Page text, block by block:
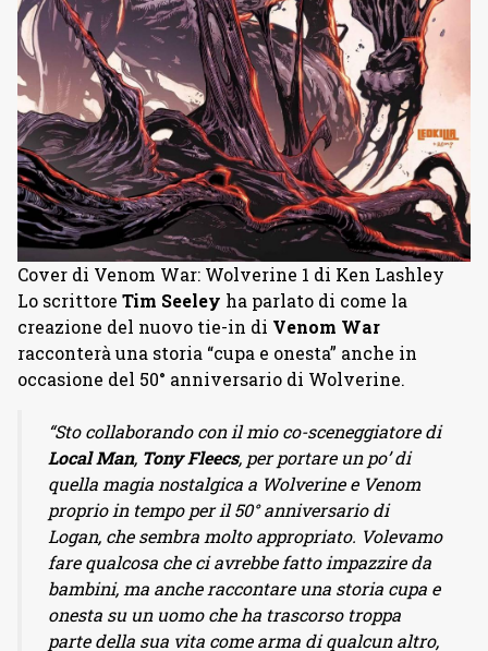
Cover di Venom War: Wolverine 1 di Ken Lashley
Lo scrittore Tim Seeley ha parlato di come la
creazione del nuovo tie-in di Venom War
racconterà una storia “cupa e onesta” anche in
occasione del 50° anniversario di Wolverine.
“Sto collaborando con il mio co-sceneggiatore di
Local Man, Tony Fleecs, per portare un po’ di
quella magia nostalgica a Wolverine e Venom
proprio in tempo per il 50° anniversario di
Logan, che sembra molto appropriato. Volevamo
fare qualcosa che ci avrebbe fatto impazzire da
bambini, ma anche raccontare una storia cupa e
onesta su un uomo che ha trascorso troppa
parte della sua vita come arma di qualcun altro,